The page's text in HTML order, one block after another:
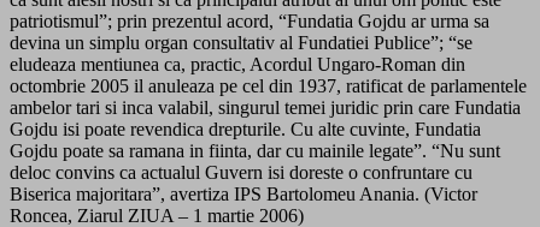
patriotismul”; prin prezentul acord, “Fundatia Gojdu ar urma sa
devina un simplu organ consultativ al Fundatiei Publice”; “se
eludeaza mentiunea ca, practic, Acordul Ungaro-Roman din
octombrie 2005 il anuleaza pe cel din 1937, ratificat de parlamentele
ambelor tari si inca valabil, singurul temei juridic prin care Fundatia
Gojdu isi poate revendica drepturile. Cu alte cuvinte, Fundatia
Gojdu poate sa ramana in fiinta, dar cu mainile legate”. “Nu sunt
deloc convins ca actualul Guvern isi doreste o confruntare cu
Biserica majoritara”, avertiza IPS Bartolomeu Anania. (Victor
Roncea, Ziarul ZIUA – 1 martie 2006)